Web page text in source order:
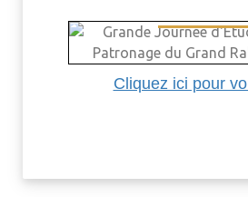
Cliquez ici pour